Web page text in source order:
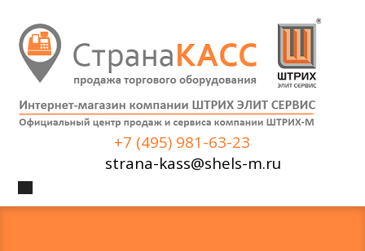
+7 (495) 981-63-23
strana-kass@shels-m.ru